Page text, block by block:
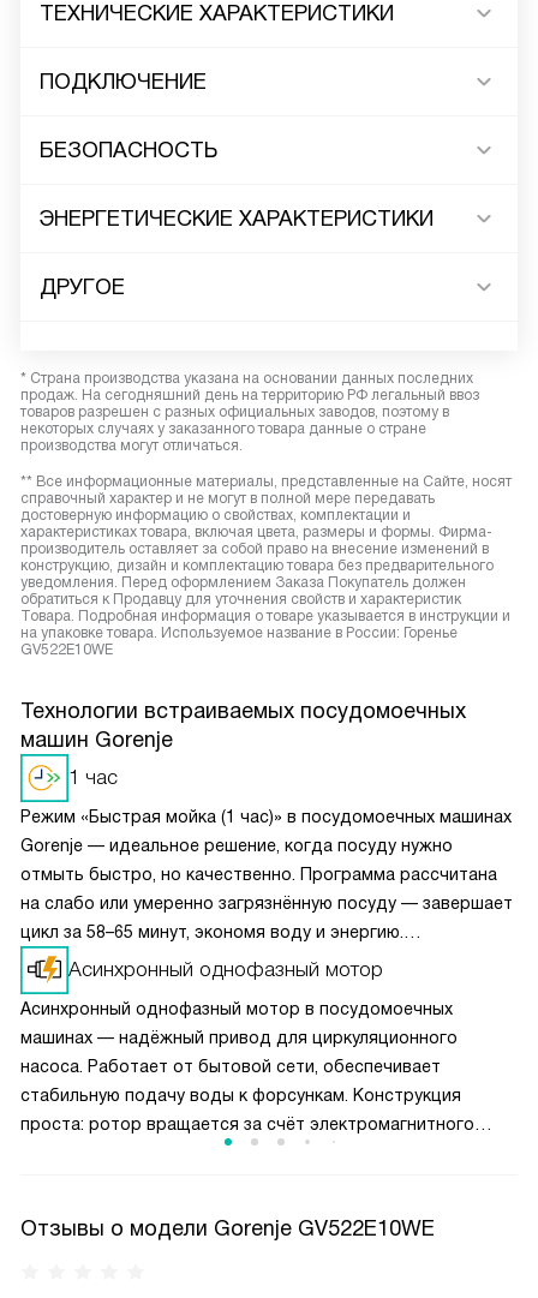
ТЕХНИЧЕСКИЕ ХАРАКТЕРИСТИКИ
ПОДКЛЮЧЕНИЕ
БЕЗОПАСНОСТЬ
ЭНЕРГЕТИЧЕСКИЕ ХАРАКТЕРИСТИКИ
ДРУГОЕ
* Страна производства указана на основании данных последних
продаж. На сегодняшний день на территорию РФ легальный ввоз
товаров разрешен с разных официальных заводов, поэтому в
некоторых случаях у заказанного товара данные о стране
производства могут отличаться.
** Все информационные материалы, представленные на Сайте, носят
справочный характер и не могут в полной мере передавать
достоверную информацию о свойствах, комплектации и
характеристиках товара, включая цвета, размеры и формы. Фирма-
производитель оставляет за собой право на внесение изменений в
конструкцию, дизайн и комплектацию товара без предварительного
уведомления. Перед оформлением Заказа Покупатель должен
обратиться к Продавцу для уточнения свойств и характеристик
Товара. Подробная информация о товаре указывается в инструкции и
на упаковке товара. Используемое название в России: Горенье
GV522E10WE
Технологии встраиваемых посудомоечных
машин Gorenje
1 час
Режим «Быстрая мойка (1 час)» в посудомоечных машинах
Gorenje — идеальное решение, когда посуду нужно
отмыть быстро, но качественно. Программа рассчитана
на слабо или умеренно загрязнённую посуду — завершает
цикл за 58–65 минут, экономя воду и энергию.
Температура — до 50—60°C, достаточно для удаления
остатков пищи и жира. Подходит для повседневного
использования: тарелки, чашки, столовые приборы.
Не заменяет интенсивную мойку для кастрюль или
запеканок, но отлично справляется с ежедневной
нагрузкой.
Асинхронный однофазный мотор
Асинхронный однофазный мотор в посудомоечных
машинах — надёжный привод для циркуляционного
насоса. Работает от бытовой сети, обеспечивает
стабильную подачу воды к форсункам. Конструкция
проста: ротор вращается за счёт электромагнитного
среде. Эффективно справляется с мойкой любой загрузки.
Отзывы о модели Gorenje GV522E10WE